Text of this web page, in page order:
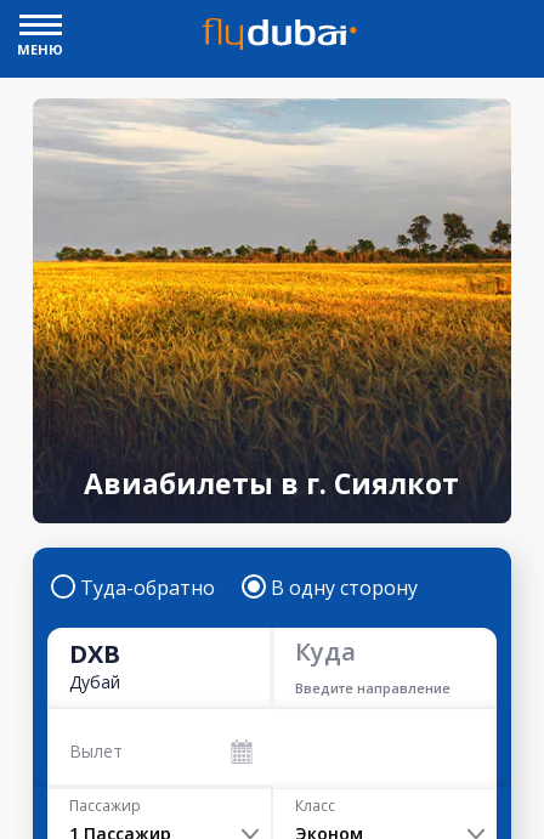
МЕНЮ
Авиабилеты в г. Сиялкот
Туда-обратно В одну сторону
DXB
Дубай
Куда
Введите направление
Вылет
Пассажир
1 Пассажир
Класс
Эконом